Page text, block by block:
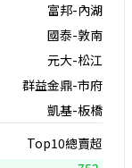
富邦-內湖
國泰-敦南
元大-松江
群益金鼎-市府
凱基-板橋
Top10總賣超